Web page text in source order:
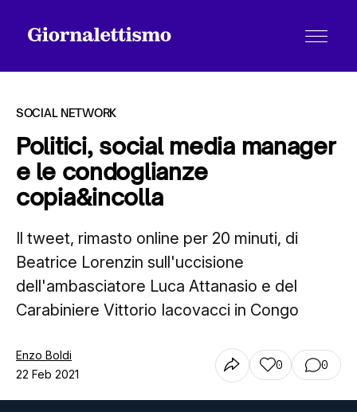
Tutti gli articoli
Chi siamo
Contatti
SOCIAL NETWORK
Politici, social media manager
e le condoglianze
copia&incolla
Il tweet, rimasto online per 20 minuti, di
Beatrice Lorenzin sull'uccisione
dell'ambasciatore Luca Attanasio e del
Carabiniere Vittorio Iacovacci in Congo
Enzo Boldi
22 Feb 2021
0 0